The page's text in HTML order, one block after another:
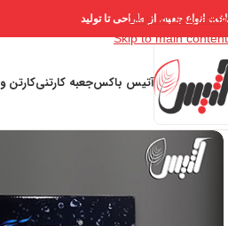
Skip to navigation
Skip to main content
انواع جعبه، از طراحی تا تولید
آتیس باکسجعبه کارتنیکارتن